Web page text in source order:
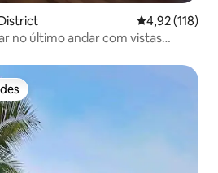
4,92 de uma
4,92 (118)
no último andar com vistas
dos hóspedes